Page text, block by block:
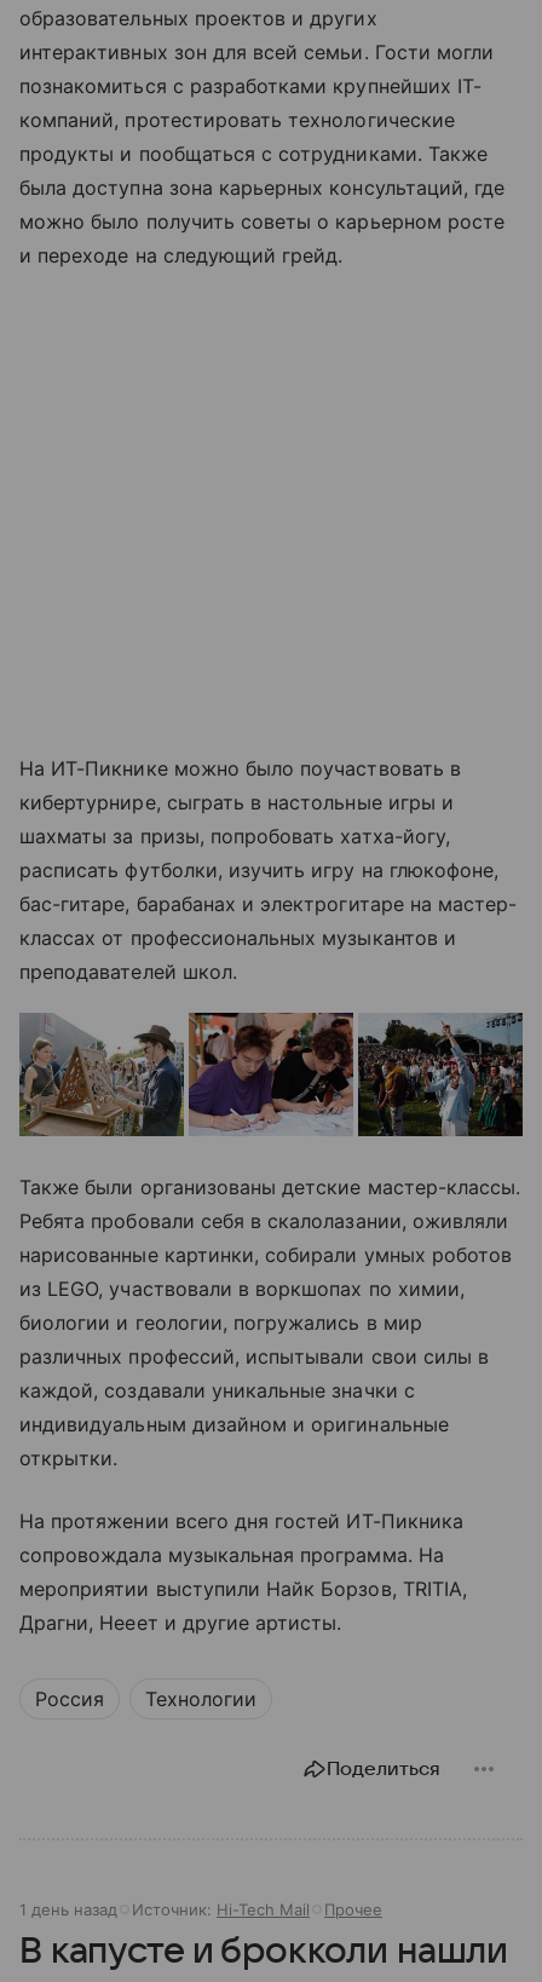
образовательных проектов и других
интерактивных зон для всей семьи. Гости могли
познакомиться с разработками крупнейших IT-
компаний, протестировать технологические
продукты и пообщаться с сотрудниками. Также
была доступна зона карьерных консультаций, где
можно было получить советы о карьерном росте
и переходе на следующий грейд.
На ИТ-Пикнике можно было поучаствовать в
кибертурнире, сыграть в настольные игры и
шахматы за призы, попробовать хатха-йогу,
расписать футболки, изучить игру на глюкофоне,
бас-гитаре, барабанах и электрогитаре на мастер-
классах от профессиональных музыкантов и
преподавателей школ.
Также были организованы детские мастер-классы.
Ребята пробовали себя в скалолазании, оживляли
нарисованные картинки, собирали умных роботов
из LEGO, участвовали в воркшопах по химии,
биологии и геологии, погружались в мир
различных профессий, испытывали свои силы в
каждой, создавали уникальные значки с
индивидуальным дизайном и оригинальные
открытки.
На протяжении всего дня гостей ИТ-Пикника
сопровождала музыкальная программа. На
мероприятии выступили Найк Борзов, TRITIA,
Драгни, Нееет и другие артисты.
Россия Технологии
Поделиться
1 день назад Источник: Hi-Tech Mail Прочее
В капусте и брокколи нашли